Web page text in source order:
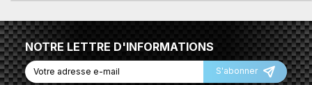
NOTRE LETTRE D'INFORMATIONS
S'abonner